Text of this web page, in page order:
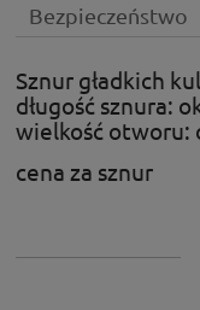
Bezpieczeństwo
Sznur gładkich
długość sznura:
wielkość otworu:
cena za sznur